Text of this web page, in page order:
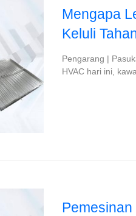
Mengapa
Keluli
Pengarang |
HVAC hari ini,